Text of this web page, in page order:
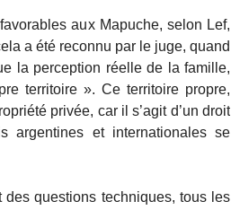
aux Mapuche, selon Lef,
a été reconnu par le juge, quand
la perception réelle de la famille,
territoire ». Ce territoire propre,
privée, car il s’agit d’un droit
argentines et internationales se
questions techniques, tous les